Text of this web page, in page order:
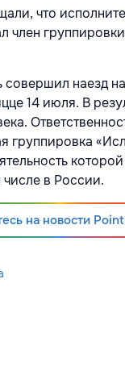
что
член
наезд
14 июля. В
группировка
числе в России.
на новости